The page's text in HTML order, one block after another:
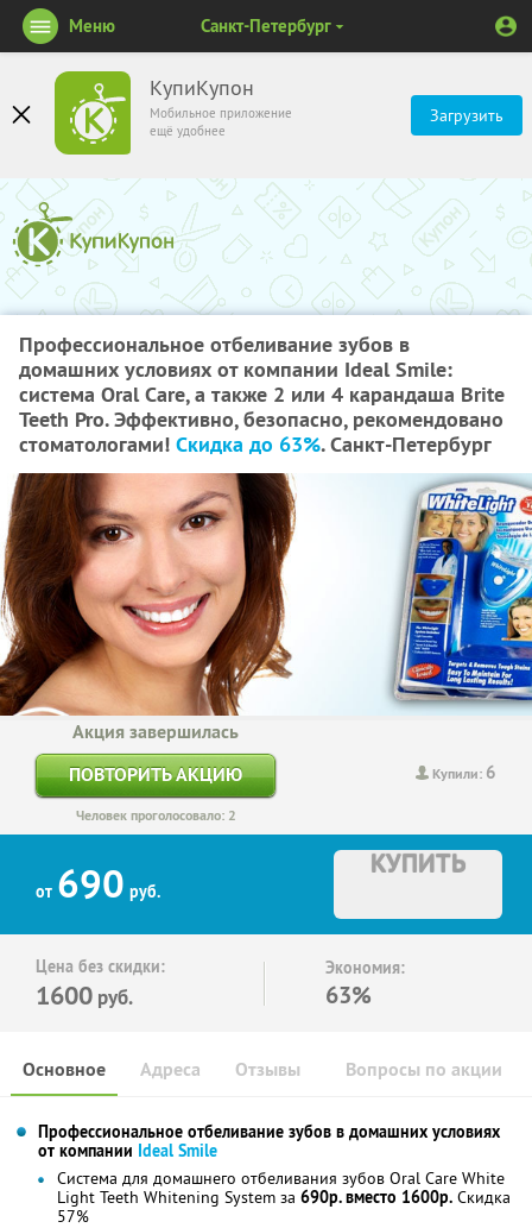
КупиКупон
Мобильное приложение
ещё удобнее
Загрузить
Меню Санкт-Петербург
Профессиональное отбеливание зубов в
домашних условиях от компании Ideal Smile:
система Oral Care, а также 2 или 4 карандаша Brite
Teeth Pro. Эффективно, безопасно, рекомендовано
стоматологами! Скидка до 63%. Санкт-Петербург
Купили: 6
Акция завершилась
ПОВТОРИТЬ АКЦИЮ
Человек проголосовало: 2
от 690 руб.
КУПИТЬ
Цена без скидки:
1600 руб.
Экономия:
63%
Основное Отзывы Вопросы по акции
Адреса
Профессиональное отбеливание зубов в домашних условиях
от компании Ideal Smile
Система для домашнего отбеливания зубов Oral Care White
Light Teeth Whitening System за 690р. вместо 1600р. Скидка
57%